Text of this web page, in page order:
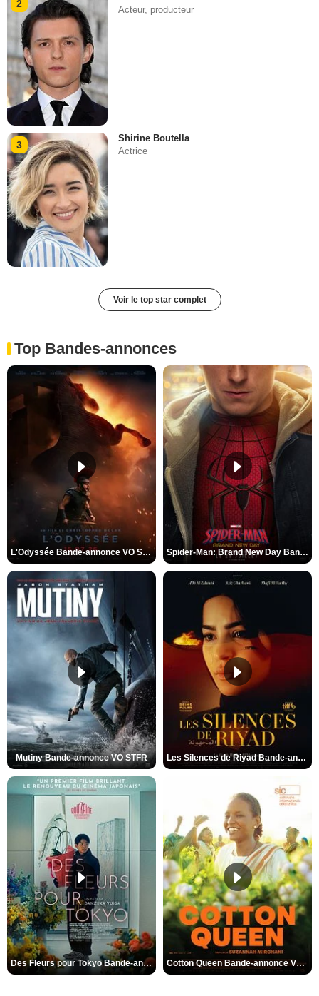
2
Acteur, producteur
3
Shirine Boutella
Actrice
Voir le top star complet
Top Bandes-annonces
L'Odyssée Bande-annonce VO STFR Spider-Man: Brand New Day Bande-annonce VO STFR
Mutiny Bande-annonce VO STFR Les Silences de Riyad Bande-annonce VO STFR
Des Fleurs pour Tokyo Bande-annonce VO STFR Cotton Queen Bande-annonce VO STFR